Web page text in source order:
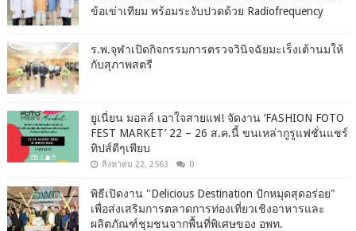
ข้อเข่าเทียม พร้อมระงับปวดด้วย Radiofrequency
ร.พ.จุฬาเปิดกิจกรรมการตรวจวินิจฉัยมะเร็งเต้านมให้
กับสุภาพสตรี
ยูเนี่ยน มอลล์ เอาใจสายแฟ! จัดงาน ‘FASHION FOTO
FEST MARKET’ 22 – 26 ส.ค.นี้ ขนเหล่ากูรูแฟชั่นแชร์
ทิปส์ดีๆเพียบ
สิงหาคม 22, 2563 0
พิธีเปิดงาน "Delicious Destination ปักหมุดสุดอร่อย"
เพื่อส่งเสริมการตลาดการท่องเที่ยวเชิงอาหารและ
ผลิตภัณฑ์ชุมชนจากพื้นที่พิเศษของ อพท.